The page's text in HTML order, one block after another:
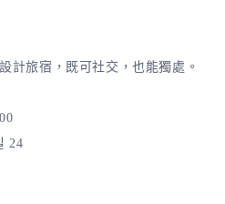
計旅宿，既可社交，也能獨處。
24